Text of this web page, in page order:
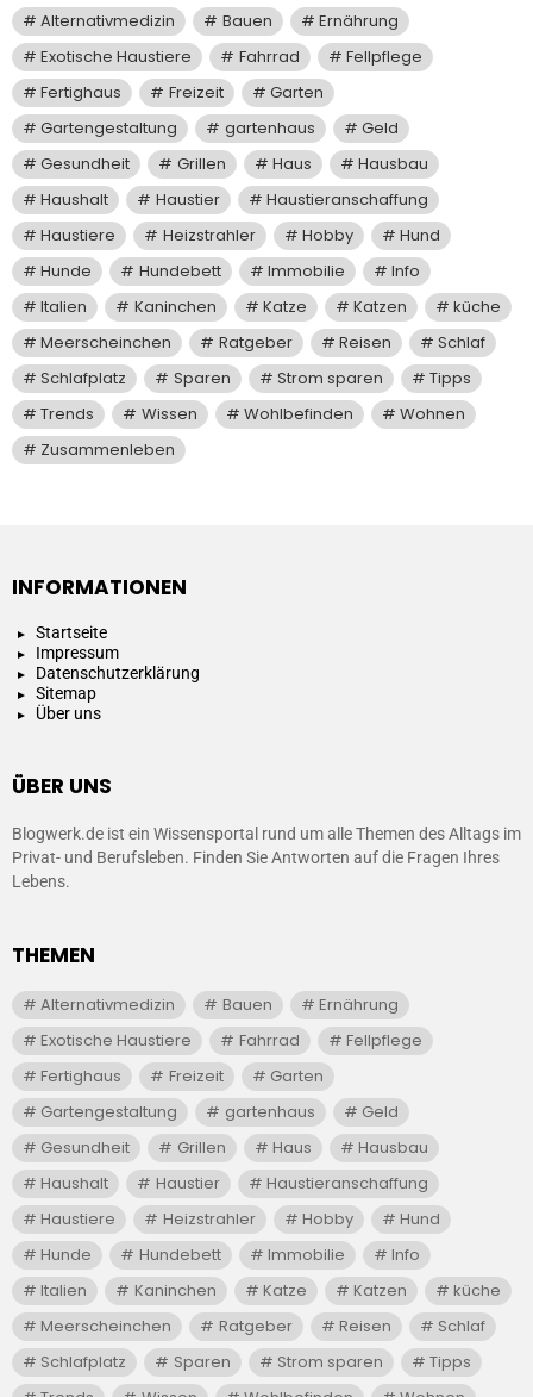
Alternativmedizin Bauen
Ernährung
Exotische Haustiere
Fahrrad
Fellpflege
Fertighaus
Freizeit
Garten
Gartengestaltung
gartenhaus
Geld
Gesundheit
Grillen Haus
Hausbau
Haushalt
Haustier
Haustieranschaffung
Haustiere
Heizstrahler Hobby
Hund
Hunde
Hundebett Immobilie
Info
Italien
Kaninchen Katze Katzen
küche
Meerscheinchen
Ratgeber Reisen
Schlaf
Schlafplatz
Sparen Strom sparen
Tipps
Trends
Wissen Wohlbefinden
Wohnen
Zusammenleben
INFORMATIONEN
Startseite
Impressum
Datenschutzerklärung
Sitemap
Über uns
ÜBER UNS
Blogwerk.de ist ein Wissensportal rund um alle Themen des Alltags im
Privat- und Berufsleben. Finden Sie Antworten auf die Fragen Ihres
Lebens.
THEMEN
Alternativmedizin Bauen
Ernährung
Exotische Haustiere
Fahrrad
Fellpflege
Fertighaus
Freizeit
Garten
Gartengestaltung
gartenhaus
Geld
Gesundheit
Grillen Haus
Hausbau
Haushalt
Haustier
Haustieranschaffung
Haustiere
Heizstrahler Hobby
Hund
Hunde
Hundebett Immobilie
Info
Italien
Kaninchen Katze Katzen
küche
Meerscheinchen
Ratgeber Reisen
Schlaf
Schlafplatz
Sparen Strom sparen
Tipps